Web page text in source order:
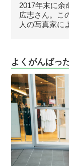
2017年末に余
広志さん。こ
人の写真家に
よくがんばっ